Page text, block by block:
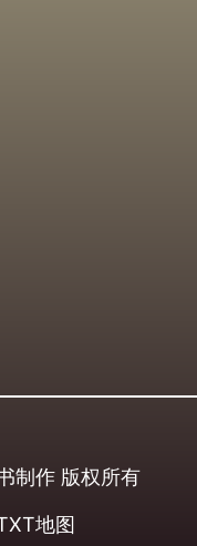
制作 版权所有
地图